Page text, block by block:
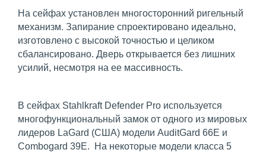
На сейфах установлен многосторонний ригельный
механизм. Запирание спроектировано идеально,
изготовлено с высокой точностью и целиком
сбалансировано. Дверь открывается без лишних
усилий, несмотря на ее массивность.
В сейфах Stahlkraft Defender Pro используется
многофункциональный замок от одного из мировых
лидеров LaGаrd (США) модели AuditGard 66E и
Combogard 39E. На некоторые модели класса 5